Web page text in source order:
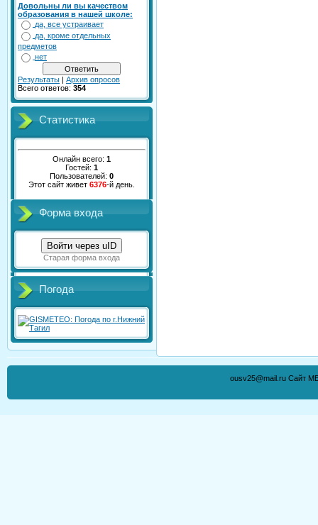
Довольны ли вы качеством
образования в нашей школе:
да, все устраивает
да, кроме отдельных
предметов
нет
Результаты | Архив опросов
Всего ответов: 354
Статистика
Онлайн всего: 1
Гостей: 1
Пользователей: 0
Этот сайт живет 6376-й день.
Форма входа
Войти через uID
Старая форма входа
Погода
ousv25@mail.ru Сайт